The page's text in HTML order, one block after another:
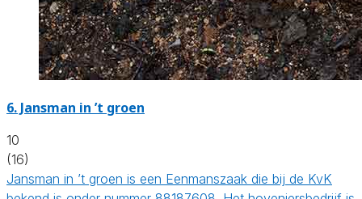
6. Jansman in ’t groen
10
(16)
Jansman in ’t groen is een Eenmanszaak die bij de KvK